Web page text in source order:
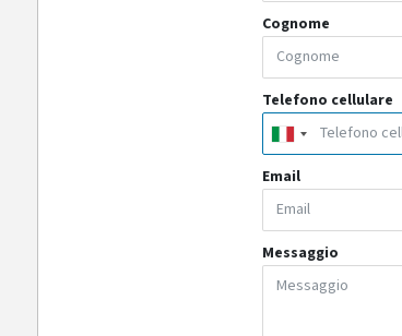
Cognome
Telefono cellulare
Email
Messaggio